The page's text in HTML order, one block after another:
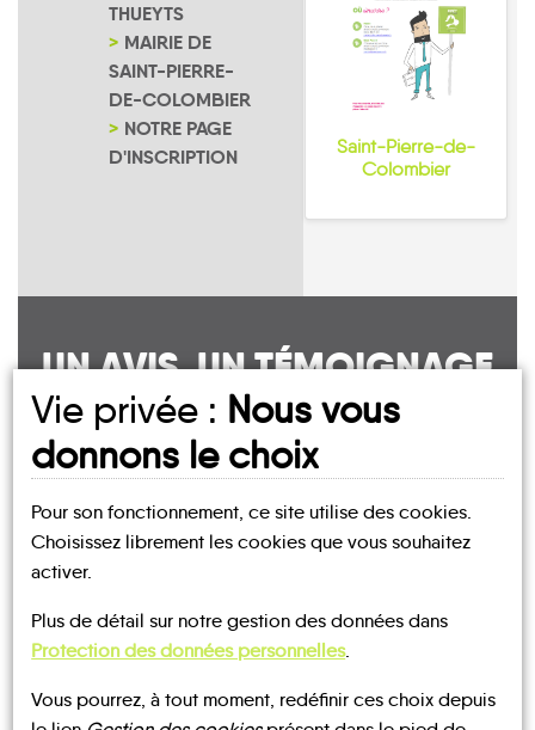
THUEYTS
MAIRIE DE
SAINT-PIERRE-
DE-COLOMBIER
NOTRE PAGE
D'INSCRIPTION
Saint-Pierre-de-
Colombier
UN AVIS, UN TÉMOIGNAGE
À PARTAGER ?
CONTACTEZ-NOUS !
Les infosMOBILITE
Vie privée : Nous vous
donnons le choix
Pour son fonctionnement, ce site utilise des cookies.
Choisissez librement les cookies que vous souhaitez
activer.
Plus de détail sur notre gestion des données dans
Protection des données personnelles.
Vous pourrez, à tout moment, redéfinir ces choix depuis